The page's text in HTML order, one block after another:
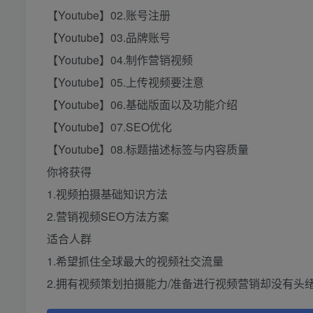
【Youtube】02.账号注册
【Youtube】03.品牌账号
【Youtube】04.制作营销视频
【Youtube】05.上传视频要注意
【Youtube】06.基础版面以及功能介绍
【Youtube】07.SEO优化
【Youtube】08.标题描述标签与内容质量
你将获得
1.视频拍摄基础知识方法
2.营销视频SEO方法方案
适合人群
1.希望抓住全球最大的视频社交流量
2.拥有视频策划拍摄能力/准备进行视频营销却没有头